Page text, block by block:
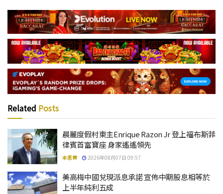
Related Posts
晨麗度假村東主Enrique Razon Jr 登上福布斯菲
律賓首富寶座 身家遙遙領先
本思齊 2026年08月07日 09:57
美高梅中國兌現派息承諾 宣佈中期股息相等於
上半年純利五成